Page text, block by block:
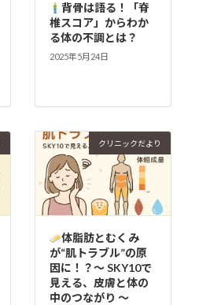
背骨は語る！「脊
椎スコア」からわか
る体の不調とは？
2025年5月24日
クリニックだより
体脂肪とむくみ
が“肌トラブル”の原
因に！？～ SKY10で
見える、皮膚と体の
中のつながり ～